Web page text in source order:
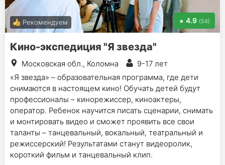
Рекомендуем 4.9 (54)
Кино-экспедиция "Я звезда"
Московская обл., Коломна
9-17 лет
«Я звезда» – образовательная программа, где дети
снимаются в настоящем кино! Обучать детей будут
профессионалы – кинорежиссер, киноактеры,
оператор. Ребенок научится писать сценарии, снимать
и монтировать видео и сможет проявить все свои
таланты – танцевальный, вокальный, театральный и
режиссерский! Результатами станут видеоролик,
короткий фильм и танцевальный клип.